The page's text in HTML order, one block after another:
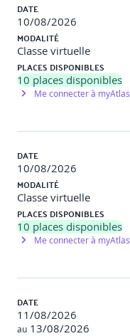
DATE
10/08/2026
MODALITÉ
Classe virtuelle
PLACES DISPONIBLES
10 places disponibles
Me connecter à myAtlas
DATE
10/08/2026
MODALITÉ
Classe virtuelle
PLACES DISPONIBLES
10 places disponibles
Me connecter à myAtlas
DATE
11/08/2026
au 13/08/2026